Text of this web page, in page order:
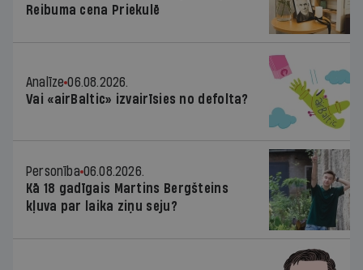
Reibuma cena Priekulē
Analīze 06.08.2026.
Vai «airBaltic» izvairīsies no defolta?
Personība 06.08.2026.
Kā 18 gadīgais Martins Bergšteins
kļuva par laika ziņu seju?